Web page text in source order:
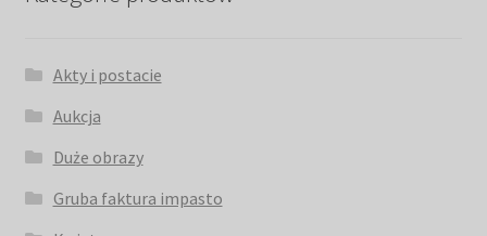
Akty i postacie
Aukcja
Duże obrazy
Gruba faktura impasto